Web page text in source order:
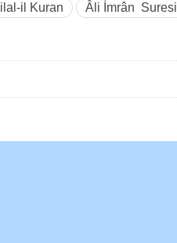
il Kuran Âli İmrân Suresi